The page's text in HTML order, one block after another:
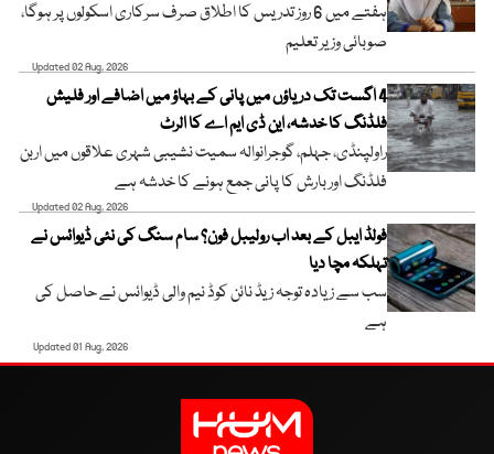
ہفتے میں 6 روز تدریس کا اطلاق صرف سرکاری اسکولوں پر ہوگا،
صوبائی وزیر تعلیم
Updated 02 Aug, 2026
4 اگست تک دریاؤں میں پانی کے بہاؤ میں اضافے اور فلیش
فلڈنگ کا خدشہ، این ڈی ایم اے کا الرٹ
راولپنڈی، جہلم، گوجرانوالہ سمیت نشیبی شہری علاقوں میں اربن
فلڈنگ اور بارش کا پانی جمع ہونے کا خدشہ ہے
Updated 02 Aug, 2026
فولڈ ایبل کے بعد اب رولیبل فون؟ سام سنگ کی نئی ڈیوائس نے
تہلکہ مچا دیا
سب سے زیادہ توجہ زیڈ نائن کوڈ نیم والی ڈیوائس نے حاصل کی
ہے
Updated 01 Aug, 2026